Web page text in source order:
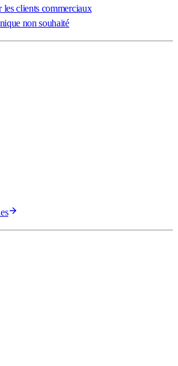
les clients commerciaux
non souhaité